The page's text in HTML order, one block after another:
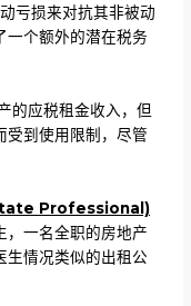
亏损来对抗其非被动
一个额外的潜在税务
的应税租金收入，但
受到使用限制，尽管
Professional)
，一名全职的房地产
生情况类似的出租公